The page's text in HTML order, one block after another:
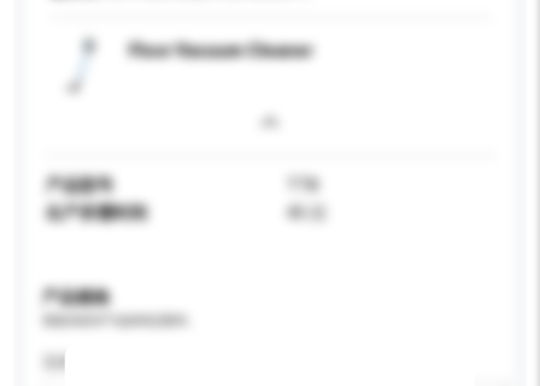
Floor Vacuum Cleaner
产品型号
生产所需时间
45 日
产品规格